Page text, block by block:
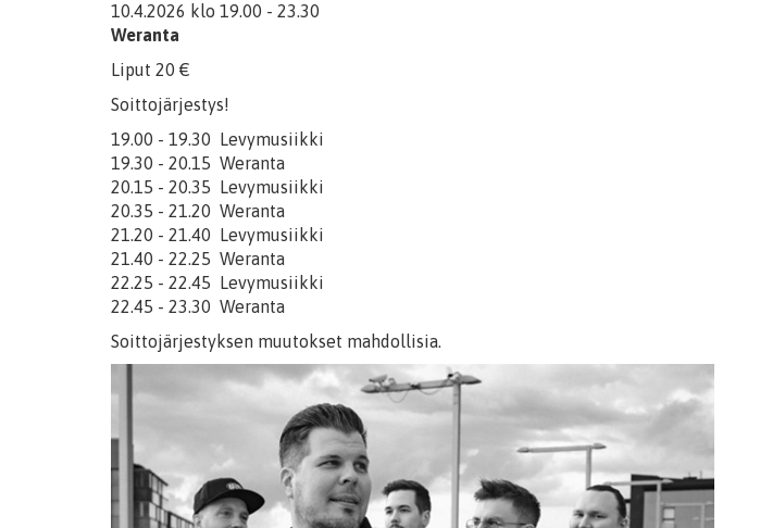
10.4.2026 klo 19.00 - 23.30
Weranta
Liput 20 €
Soittojärjestys!
19.00 - 19.30 Levymusiikki
19.30 - 20.15 Weranta
20.15 - 20.35 Levymusiikki
20.35 - 21.20 Weranta
21.20 - 21.40 Levymusiikki
21.40 - 22.25 Weranta
22.25 - 22.45 Levymusiikki
22.45 - 23.30 Weranta
Soittojärjestyksen muutokset mahdollisia.